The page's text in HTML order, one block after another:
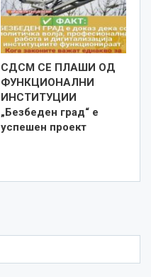
СДСМ СЕ ПЛАШИ ОД
ФУНКЦИОНАЛНИ
ИНСТИТУЦИИ
„Безбеден град“ е
успешен проект